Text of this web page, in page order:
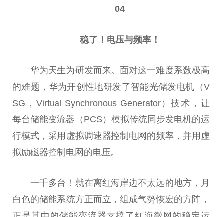
04
稳了！电压与频率！
华为天生为研发而来。面对这一难度系数极高
的难题，华为开创性地研发了智能光储发电机（V
SG，Virtual Synchronous Generator）技术，让
每台储能变流器（PCS）模拟传统同步发电机的运
行模式，采用虚拟调速器控制电网的频率，并用虚
拟励磁器控制电网的电压。
一千多台 ！就在离红海岸边不太远的地方，月
白色的储能系统方正而立，组成气势恢宏的方阵，